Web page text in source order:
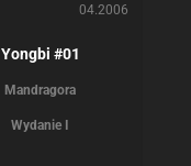
04.2006
Yongbi #01
Mandragora
Wydanie I